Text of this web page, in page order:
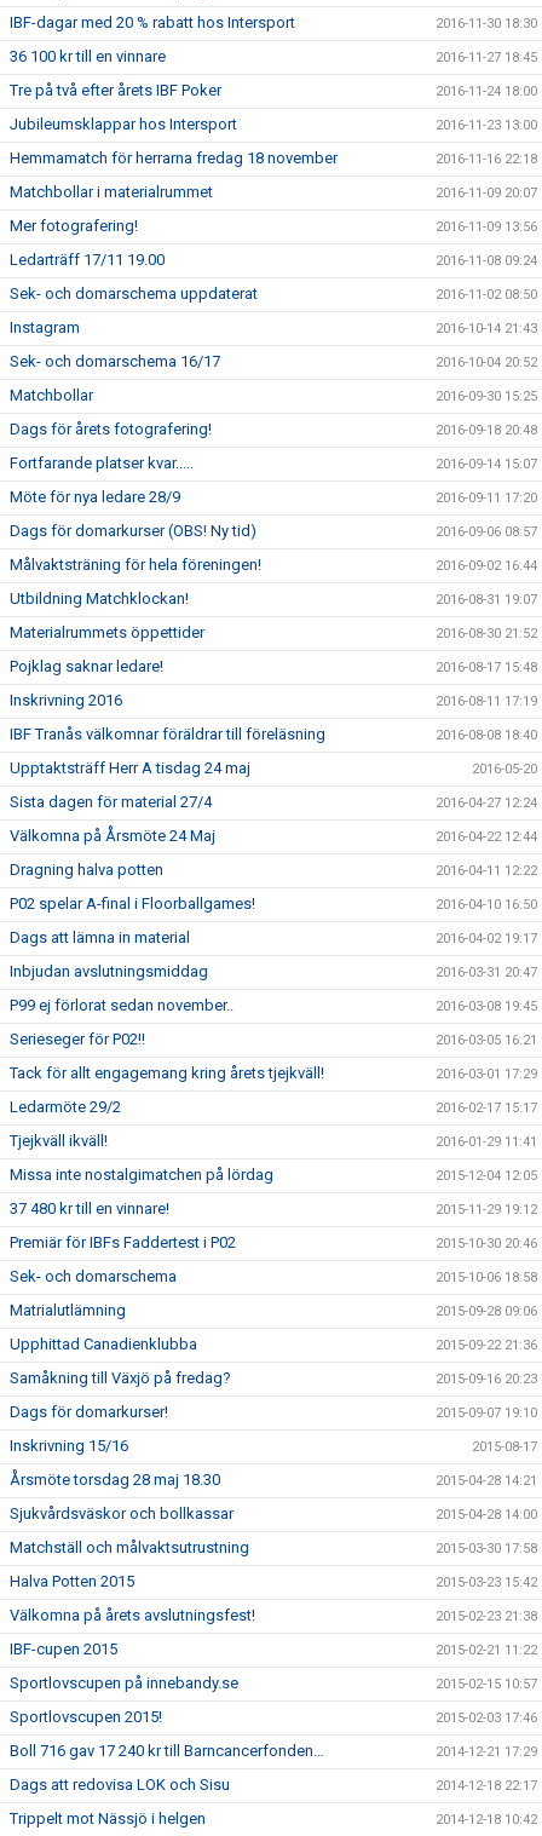
IBF-dagar med 20 % rabatt hos Intersport 2016-11-30 18:30
36 100 kr till en vinnare 2016-11-27 18:45
Tre på två efter årets IBF Poker 2016-11-24 18:00
Jubileumsklappar hos Intersport 2016-11-23 13:00
Hemmamatch för herrarna fredag 18 november 2016-11-16 22:18
Matchbollar i materialrummet 2016-11-09 20:07
Mer fotografering! 2016-11-09 13:56
Ledarträff 17/11 19.00 2016-11-08 09:24
Sek- och domarschema uppdaterat 2016-11-02 08:50
Instagram 2016-10-14 21:43
Sek- och domarschema 16/17 2016-10-04 20:52
Matchbollar 2016-09-30 15:25
Dags för årets fotografering! 2016-09-18 20:48
Fortfarande platser kvar..... 2016-09-14 15:07
Möte för nya ledare 28/9 2016-09-11 17:20
Dags för domarkurser (OBS! Ny tid) 2016-09-06 08:57
Målvaktsträning för hela föreningen! 2016-09-02 16:44
Utbildning Matchklockan! 2016-08-31 19:07
Materialrummets öppettider 2016-08-30 21:52
Pojklag saknar ledare! 2016-08-17 15:48
Inskrivning 2016 2016-08-11 17:19
IBF Tranås välkomnar föräldrar till föreläsning 2016-08-08 18:40
Upptaktsträff Herr A tisdag 24 maj 2016-05-20
Sista dagen för material 27/4 2016-04-27 12:24
Välkomna på Årsmöte 24 Maj 2016-04-22 12:44
Dragning halva potten 2016-04-11 12:22
P02 spelar A-final i Floorballgames! 2016-04-10 16:50
Dags att lämna in material 2016-04-02 19:17
Inbjudan avslutningsmiddag 2016-03-31 20:47
P99 ej förlorat sedan november.. 2016-03-08 19:45
Serieseger för P02!! 2016-03-05 16:21
Tack för allt engagemang kring årets tjejkväll! 2016-03-01 17:29
Ledarmöte 29/2 2016-02-17 15:17
Tjejkväll ikväll! 2016-01-29 11:41
Missa inte nostalgimatchen på lördag 2015-12-04 12:05
37 480 kr till en vinnare! 2015-11-29 19:12
Premiär för IBFs Faddertest i P02 2015-10-30 20:46
Sek- och domarschema 2015-10-06 18:58
Matrialutlämning 2015-09-28 09:06
Upphittad Canadienklubba 2015-09-22 21:36
Samåkning till Växjö på fredag? 2015-09-16 20:23
Dags för domarkurser! 2015-09-07 19:10
Inskrivning 15/16 2015-08-17
Årsmöte torsdag 28 maj 18.30 2015-04-28 14:21
Sjukvårdsväskor och bollkassar 2015-04-28 14:00
Matchställ och målvaktsutrustning 2015-03-30 17:58
Halva Potten 2015 2015-03-23 15:42
Välkomna på årets avslutningsfest! 2015-02-23 21:38
IBF-cupen 2015 2015-02-21 11:22
Sportlovscupen på innebandy.se 2015-02-15 10:57
Sportlovscupen 2015! 2015-02-03 17:46
Boll 716 gav 17 240 kr till Barncancerfonden… 2014-12-21 17:29
Dags att redovisa LOK och Sisu 2014-12-18 22:17
Trippelt mot Nässjö i helgen 2014-12-18 10:42